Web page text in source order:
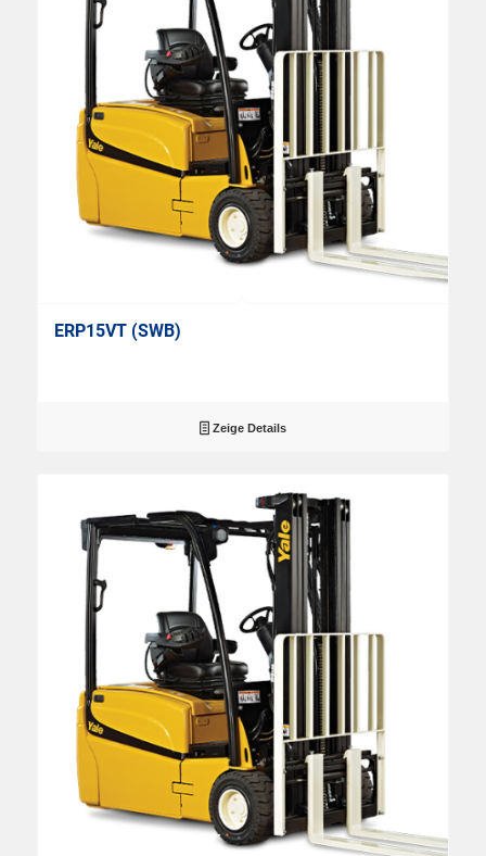
ERP15VT (SWB)
Zeige Details